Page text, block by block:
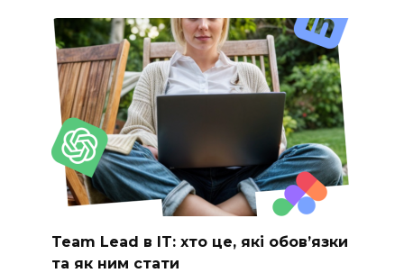
Team Lead в IT: хто це, які обов’язки
та як ним стати